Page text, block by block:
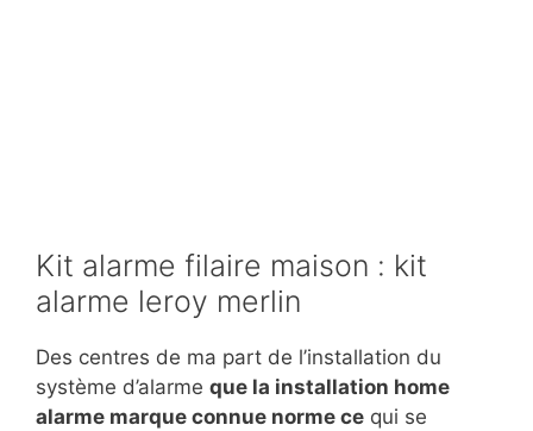
Kit alarme filaire maison : kit
alarme leroy merlin
Des centres de ma part de l’installation du
système d’alarme que la installation home
alarme marque connue norme ce qui se